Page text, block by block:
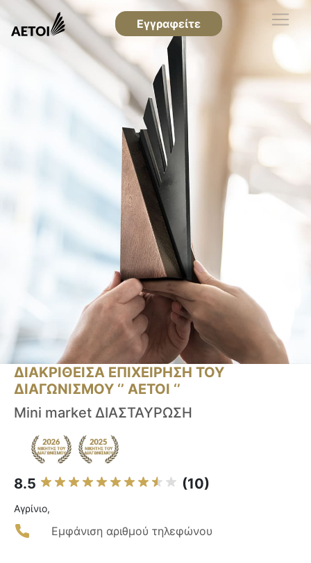
Εγγραφείτε
ΔΙΑΚΡΙΘΕΙΣΑ ΕΠΙΧΕΙΡΗΣΗ ΤΟΥ
ΔΙΑΓΩΝΙΣΜΟΥ ‘’ ΑΕΤΟΙ ‘’
Mini market ΔΙΑΣΤΑΥΡΩΣΗ
8.5 (10)
Αγρίνιο,
Εμφάνιση αριθμού τηλεφώνου